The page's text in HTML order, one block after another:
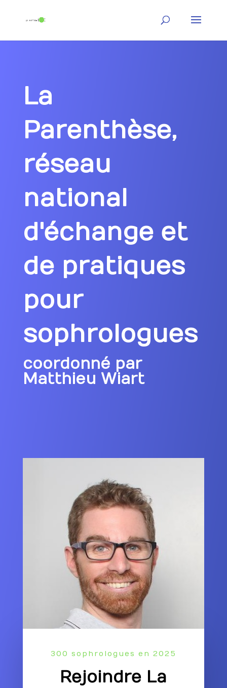
La
Parenthèse,
réseau
national
d'échange et
de pratiques
pour
sophrologues
coordonné par
Matthieu Wiart
300 sophrologues en 2025
Rejoindre La